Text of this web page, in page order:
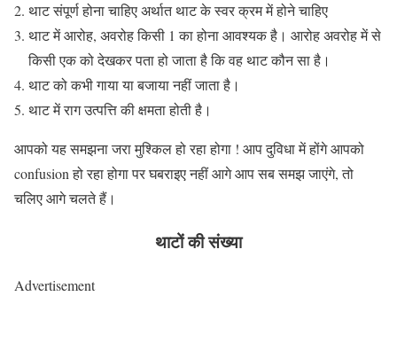
थाट संपूर्ण होना चाहिए अर्थात थाट के स्वर क्रम में होने चाहिए
थाट में आरोह, अवरोह किसी 1 का होना आवश्यक है। आरोह अवरोह में से
किसी एक को देखकर पता हो जाता है कि वह थाट कौन सा है।
थाट को कभी गाया या बजाया नहीं जाता है।
थाट में राग उत्पत्ति की क्षमता होती है।
आपको यह समझना जरा मुश्किल हो रहा होगा ! आप दुविधा में होंगे आपको
confusion हो रहा होगा पर घबराइए नहीं आगे आप सब समझ जाएंगे, तो
चलिए आगे चलते हैं।
थाटों की संख्या
Advertisement